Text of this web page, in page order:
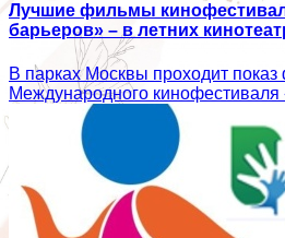
Лучшие фильмы
барьеров» – в летних
В парках Москвы проходит
Международного кинофестиваля